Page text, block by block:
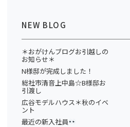
NEW BLOG
＊おがけんブログお引越しの
お知らせ＊
N様邸が完成しました！
総社市清音上中島☆B様邸お
引渡し
広谷モデルハウス＊秋のイベ
ント
最近の新入社員